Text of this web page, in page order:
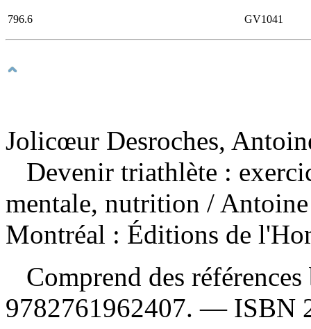
796.6 GV1041
Jolicœur Desroches,
Devenir triathlète :
mentale, nutrition /
Montréal : Éditions de
Comprend des
9782761962407. — ISBN